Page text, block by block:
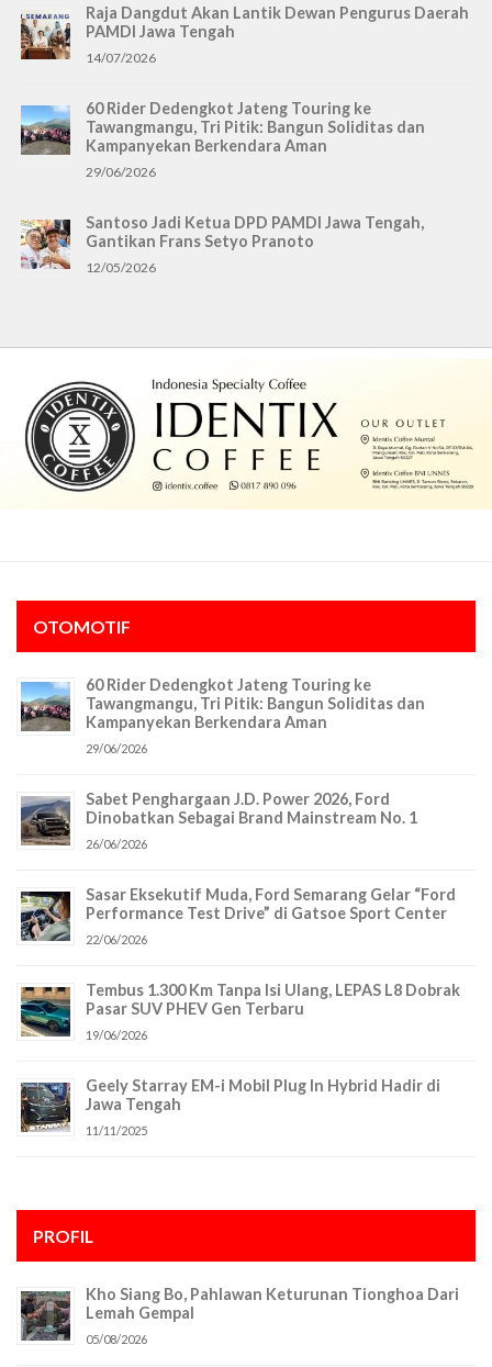
Raja Dangdut Akan Lantik Dewan Pengurus Daerah
PAMDI Jawa Tengah
14/07/2026
60 Rider Dedengkot Jateng Touring ke
Tawangmangu, Tri Pitik: Bangun Soliditas dan
Kampanyekan Berkendara Aman
29/06/2026
Santoso Jadi Ketua DPD PAMDI Jawa Tengah,
Gantikan Frans Setyo Pranoto
12/05/2026
OTOMOTIF
60 Rider Dedengkot Jateng Touring ke
Tawangmangu, Tri Pitik: Bangun Soliditas dan
Kampanyekan Berkendara Aman
29/06/2026
Sabet Penghargaan J.D. Power 2026, Ford
Dinobatkan Sebagai Brand Mainstream No. 1
26/06/2026
Sasar Eksekutif Muda, Ford Semarang Gelar “Ford
Performance Test Drive” di Gatsoe Sport Center
22/06/2026
Tembus 1.300 Km Tanpa Isi Ulang, LEPAS L8 Dobrak
Pasar SUV PHEV Gen Terbaru
19/06/2026
Geely Starray EM-i Mobil Plug In Hybrid Hadir di
Jawa Tengah
11/11/2025
PROFIL
Kho Siang Bo, Pahlawan Keturunan Tionghoa Dari
Lemah Gempal
05/08/2026